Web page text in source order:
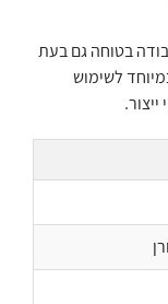
בטוחה גם בעת
לשימוש